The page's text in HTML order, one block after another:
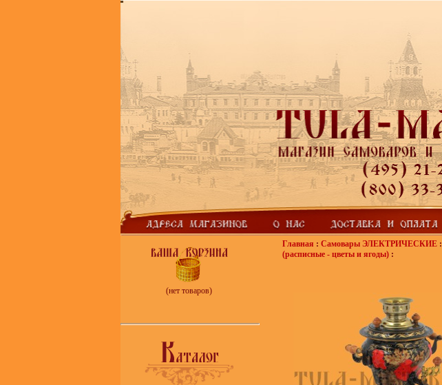
(нет товаров)
Главная : Самовары ЭЛЕКТРИЧЕСКИЕ:
(расписные - цветы и ягоды):